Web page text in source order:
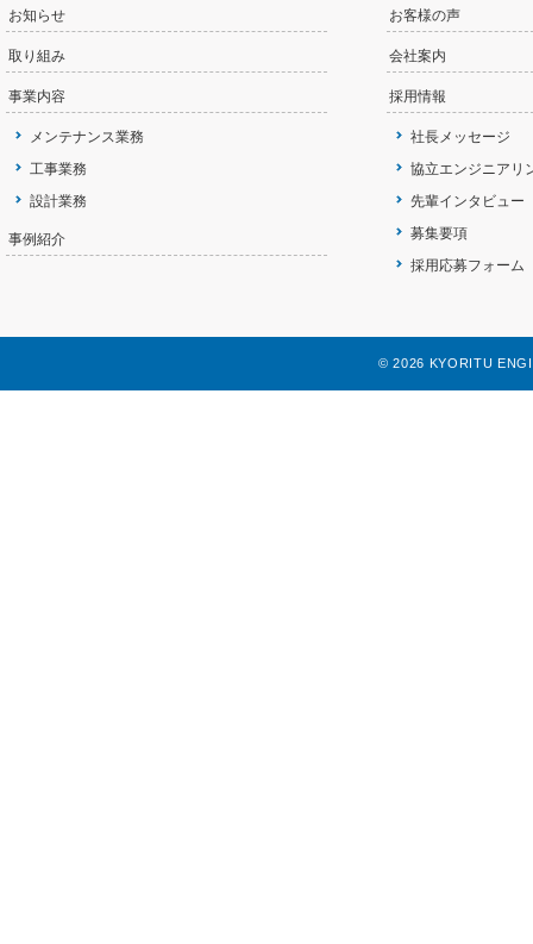
お知らせ
取り組み
事業内容
メンテナンス業務
工事業務
設計業務
事例紹介
お客様の声
会社案内
採用情報
社長メッセージ
協立エンジニアリ
先輩インタビュー
募集要項
採用応募フォーム
©2026 KYORITU